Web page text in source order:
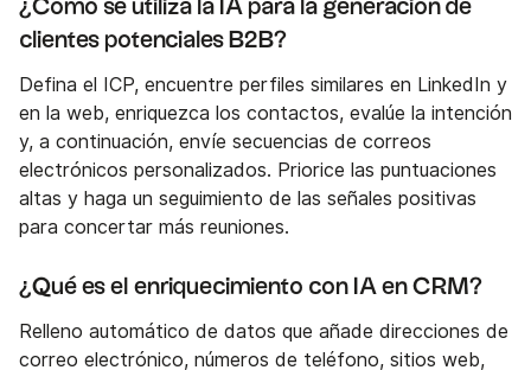
¿Cómo se utiliza la IA para la generación de
clientes potenciales B2B?
Defina el ICP, encuentre perfiles similares en LinkedIn y
en la web, enriquezca los contactos, evalúe la intención
y, a continuación, envíe secuencias de correos
electrónicos personalizados. Priorice las puntuaciones
altas y haga un seguimiento de las señales positivas
para concertar más reuniones.
¿Qué es el enriquecimiento con IA en CRM?
Relleno automático de datos que añade direcciones de
correo electrónico, números de teléfono, sitios web,